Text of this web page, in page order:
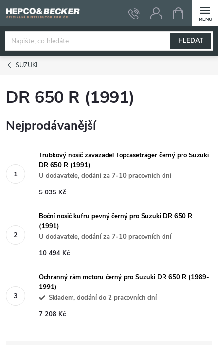
na
obsah
HLEDAT
NÁKUPNÍ
KOŠÍK
SUZUKI
DR 650 R (1991)
Nejprodávanější
Trubkový nosič zavazadel Topcaseträger černý pro Suzuki
DR 650 R (1991)
U dodavatele, dodání za 7-10 pracovních dní
5 035 Kč
Boční nosič kufru pevný černý pro Suzuki DR 650 R
(1991)
U dodavatele, dodání za 7-10 pracovních dní
10 494 Kč
Ochranný rám motoru černý pro Suzuki DR 650 R (1989-
1991)
Skladem, dodání do 2 pracovních dní
7 208 Kč